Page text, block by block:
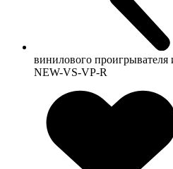
винилового
NEW-VS-VP-R